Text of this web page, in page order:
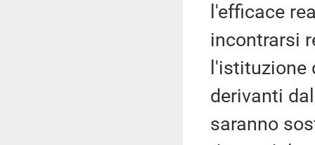
l'efficace
incontrarsi
l'istituzione
derivanti
saranno